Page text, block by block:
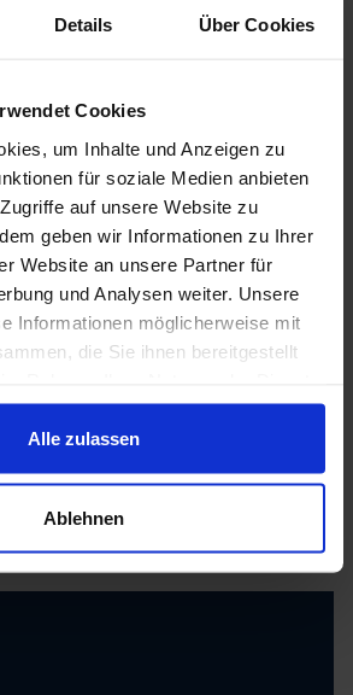
Details Über Cookies
Cookies
um Inhalte und Anzeigen zu
für soziale Medien anbieten
auf unsere Website zu
geben wir Informationen zu Ihrer
Website an unsere Partner für
und Analysen weiter. Unsere
Informationen möglicherweise mit
die Sie ihnen bereitgestellt
Alle zulassen
Ablehnen
Aurubis investiert dafür 40
aurubis.com
teilen